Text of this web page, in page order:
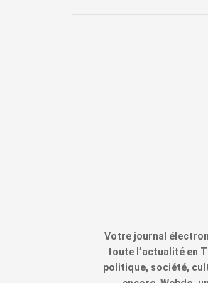
Votre journal
toute l’actualité en
politique, société,